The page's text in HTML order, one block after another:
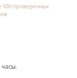
100 проверенных